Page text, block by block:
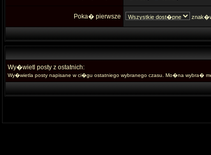
Poka� pierwsze
Wy�wietl posty z ostatnich:
Wy�wietla posty napisane w ci�gu ostatniego wybranego czasu. Mo�na wybra�